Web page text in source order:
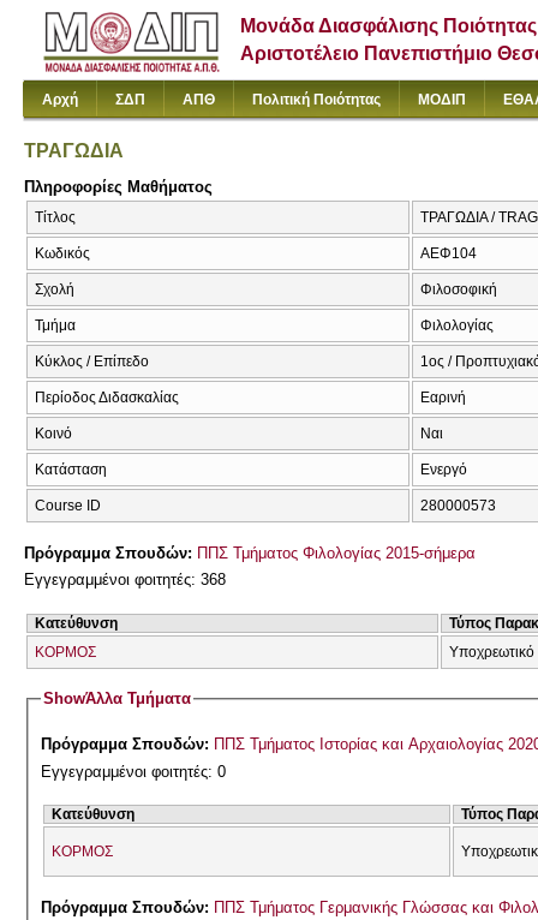
Μονάδα Διασφάλισης Ποιότητας
Αριστοτέλειο Πανεπιστήμιο
Αρχή ΣΔΠ ΑΠΘ Πολιτική Ποιότητας ΜΟΔΙΠ
ΤΡΑΓΩΔΙΑ
Πληροφορίες Μαθήματος
Τίτλος ΤΡΑΓΩΔΙΑ /
Κωδικός ΑΕΦ104
Σχολή Φιλοσοφική
Τμήμα Φιλολογίας
Κύκλος / Επίπεδο 1ος /
Περίοδος Διδασκαλίας Εαρινή
Κοινό Ναι
Κατάσταση Ενεργό
Course ID 280000573
Πρόγραμμα Σπουδών: ΠΠΣ Τμήματος Φιλολογίας 2015-σήμερα
Εγγεγραμμένοι φοιτητές: 368
Κατεύθυνση
Τύπος
ΚΟΡΜΟΣ
Υποχρεωτικό
ShowΆλλα Τμήματα
Πρόγραμμα Σπουδών: ΠΠΣ Τμήματος Ιστορίας και Αρχαιολογίας
Εγγεγραμμένοι φοιτητές: 0
Κατεύθυνση Τύπος
ΚΟΡΜΟΣ
Πρόγραμμα Σπουδών: ΠΠΣ Τμήματος Γερμανικής Γλώσσας και